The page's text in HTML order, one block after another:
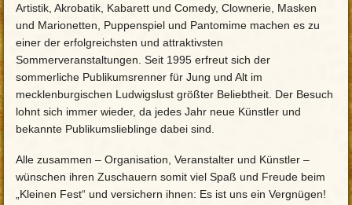
Artistik, Akrobatik, Kabarett und Comedy, Clownerie, Masken
und Marionetten, Puppenspiel und Pantomime machen es zu
einer der erfolgreichsten und attraktivsten
Sommerveranstaltungen. Seit 1995 erfreut sich der
sommerliche Publikumsrenner für Jung und Alt im
mecklenburgischen Ludwigslust größter Beliebtheit. Der Besuch
lohnt sich immer wieder, da jedes Jahr neue Künstler und
bekannte Publikumslieblinge dabei sind.
Alle zusammen – Organisation, Veranstalter und Künstler –
wünschen ihren Zuschauern somit viel Spaß und Freude beim
„Kleinen Fest“ und versichern ihnen: Es ist uns ein Vergnügen!